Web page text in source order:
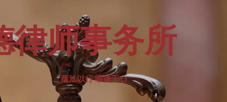
律师事务所
蕴法以行 唯德于心